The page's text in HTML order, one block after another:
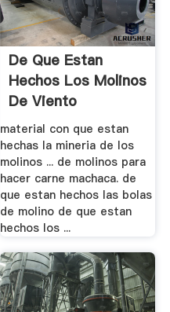
De Que Estan
Hechos Los Molinos
De Viento
material con que estan
hechas la mineria de los
molinos ... de molinos para
hacer carne machaca. de
que estan hechos las bolas
de molino de que estan
hechos los ...